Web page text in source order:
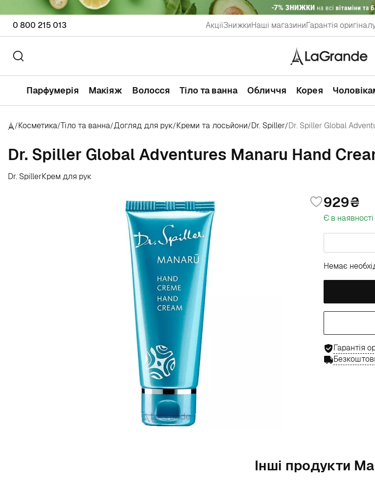
0 800 215 013 АкціїЗнижкиНаші магазиниГарантія
Парфумерія Макіяж Волосся Тіло та ванна Обличчя Корея
/Косметика/Тіло та ванна/Догляд для рук/Креми та лосьйони/Dr. Spiller/Dr. Spiller Global
Dr. Spiller Global Adventures Manaru Hand
Dr. SpillerКрем для рук
929
Є в наявності
Немає
Гарантія
Інші продукти